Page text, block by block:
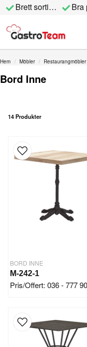
Brett sortiment Bra
Hem Möbler Restaurangmöbler
Bord Inne
14 Produkter
BORD INNE
M-242-1
Pris/Offert: 036 - 777